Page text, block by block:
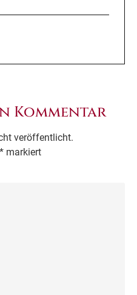
Kommentar
veröffentlicht.
* markiert